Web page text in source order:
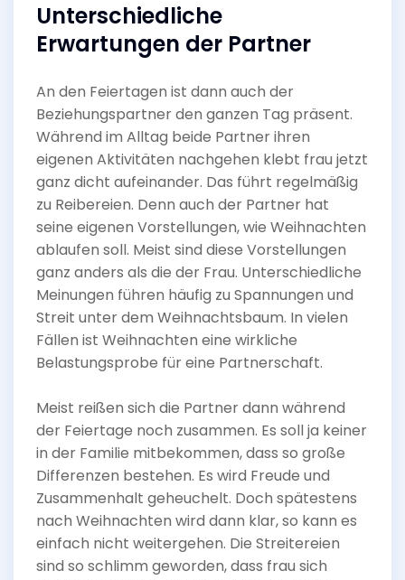
Unterschiedliche
Erwartungen der Partner
An den Feiertagen ist dann auch der
Beziehungspartner den ganzen Tag präsent.
Während im Alltag beide Partner ihren
eigenen Aktivitäten nachgehen klebt frau jetzt
ganz dicht aufeinander. Das führt regelmäßig
zu Reibereien. Denn auch der Partner hat
seine eigenen Vorstellungen, wie Weihnachten
ablaufen soll. Meist sind diese Vorstellungen
ganz anders als die der Frau. Unterschiedliche
Meinungen führen häufig zu Spannungen und
Streit unter dem Weihnachtsbaum. In vielen
Fällen ist Weihnachten eine wirkliche
Belastungsprobe für eine Partnerschaft.
Meist reißen sich die Partner dann während
der Feiertage noch zusammen. Es soll ja keiner
in der Familie mitbekommen, dass so große
Differenzen bestehen. Es wird Freude und
Zusammenhalt geheuchelt. Doch spätestens
nach Weihnachten wird dann klar, so kann es
einfach nicht weitergehen. Die Streitereien
sind so schlimm geworden, dass frau sich